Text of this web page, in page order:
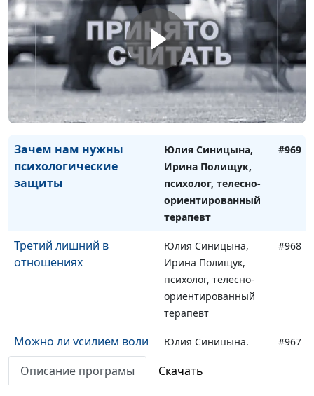
ориентированный
терапевт
А что я чувствую...
Юлия Синицына,
Ирина Полищук,
психолог, телесно-
ориентированный
терапевт
#970
Зачем нам нужны
психологические
защиты
Юлия Синицына,
Ирина Полищук,
психолог, телесно-
ориентированный
терапевт
#969
Третий лишний в
отношениях
Юлия Синицына,
Ирина Полищук,
психолог, телесно-
ориентированный
терапевт
#968
Можно ли усилием воли
контролировать себя
Юлия Синицына,
психолог, телесно-
#967
Описание програмы Скачать